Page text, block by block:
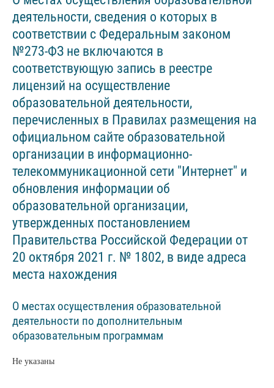
деятельности, сведения о которых в
соответствии с Федеральным законом
№273-ФЗ не включаются в
соответствующую запись в реестре
лицензий на осуществление
образовательной деятельности,
перечисленных в Правилах размещения на
официальном сайте образовательной
организации в информационно-
телекоммуникационной сети "Интернет" и
обновления информации об
образовательной организации,
утвержденных постановлением
Правительства Российской Федерации от
20 октября 2021 г. № 1802, в виде адреса
места нахождения
О местах осуществления образовательной
деятельности по дополнительным
образовательным программам
Не указаны